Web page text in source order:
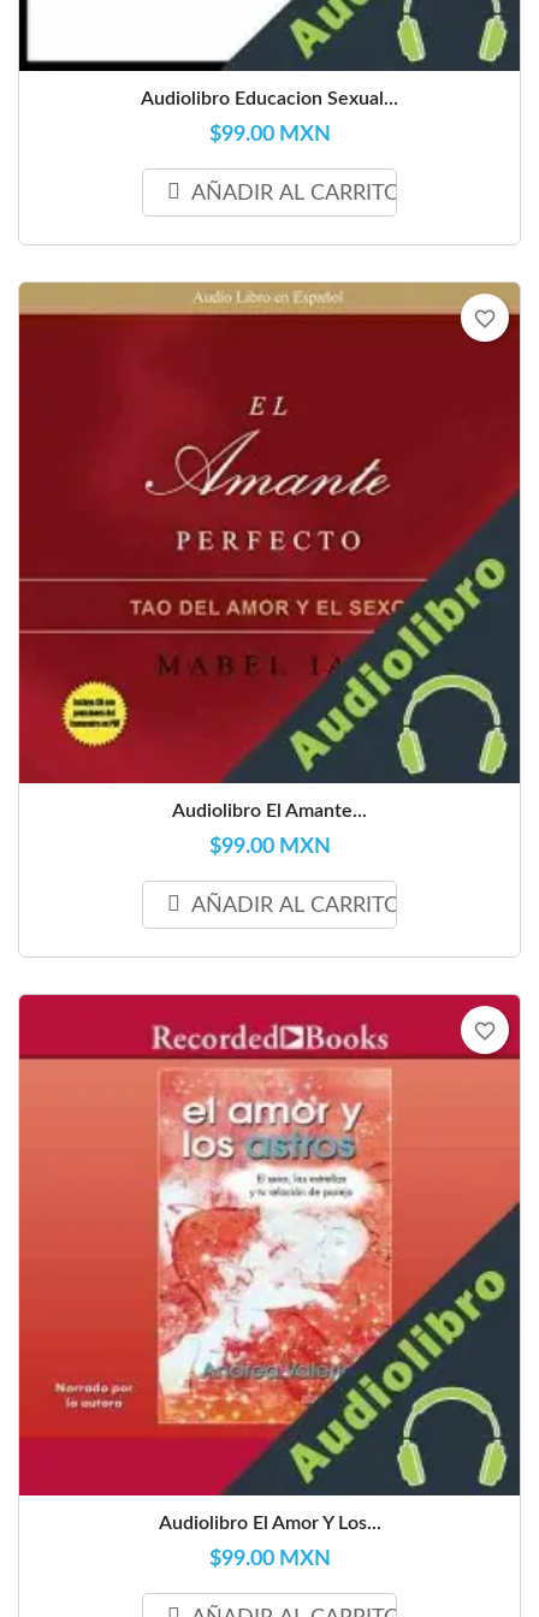
Audiolibro Educacion Sexual...
$99.00 MXN
AÑADIR AL CARRITO
Audiolibro El Amante...
$99.00 MXN
AÑADIR AL CARRITO
favorite_border
Audiolibro El Amor Y Los...
$99.00 MXN
favorite_border